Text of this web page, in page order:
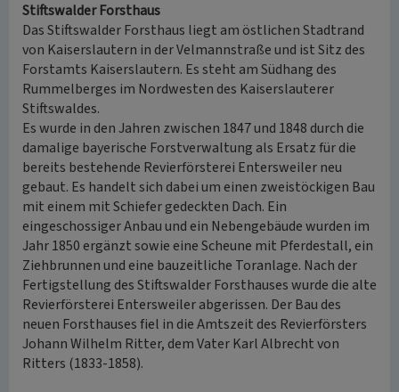
Stiftswalder Forsthaus
Das Stiftswalder Forsthaus liegt am östlichen Stadtrand
von Kaiserslautern in der Velmannstraße und ist Sitz des
Forstamts Kaiserslautern. Es steht am Südhang des
Rummelberges im Nordwesten des Kaiserslauterer
Stiftswaldes.
Es wurde in den Jahren zwischen 1847 und 1848 durch die
damalige bayerische Forstverwaltung als Ersatz für die
bereits bestehende Revierförsterei Entersweiler neu
gebaut. Es handelt sich dabei um einen zweistöckigen Bau
mit einem mit Schiefer gedeckten Dach. Ein
eingeschossiger Anbau und ein Nebengebäude wurden im
Jahr 1850 ergänzt sowie eine Scheune mit Pferdestall, ein
Ziehbrunnen und eine bauzeitliche Toranlage. Nach der
Fertigstellung des Stiftswalder Forsthauses wurde die alte
Revierförsterei Entersweiler abgerissen. Der Bau des
neuen Forsthauses fiel in die Amtszeit des Revierförsters
Johann Wilhelm Ritter, dem Vater Karl Albrecht von
Ritters (1833-1858).